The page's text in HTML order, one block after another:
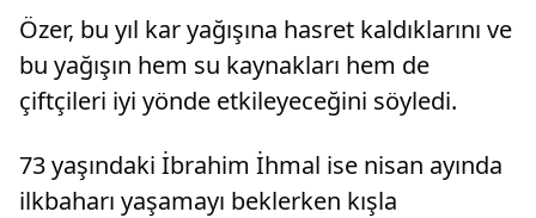
Özer, bu yıl kar yağışına hasret kaldıklarını ve
bu yağışın hem su kaynakları hem de
çiftçileri iyi yönde etkileyeceğini söyledi.
73 yaşındaki İbrahim İhmal ise nisan ayında
ilkbaharı yaşamayı beklerken kışla